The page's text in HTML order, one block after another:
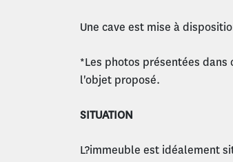
Une cave est mise à
*Les photos présentées
l'objet proposé.
SITUATION
L?immeuble est idéalement